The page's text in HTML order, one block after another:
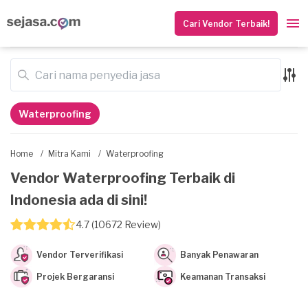
Cari Vendor Terbaik!
Home / Mitra Kami / Waterproofing
Vendor Waterproofing Terbaik di
Indonesia ada di sini!
4.7 (10672 Review)
Vendor Terverifikasi Banyak Penawaran
Projek Bergaransi Keamanan Transaksi
Waterproofing